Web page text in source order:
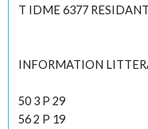
T IDME 6377
INFORMATION
50 3 P 29
56 2 P 19